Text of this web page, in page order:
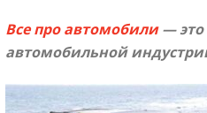
Все про автомобили— это
автомобильной